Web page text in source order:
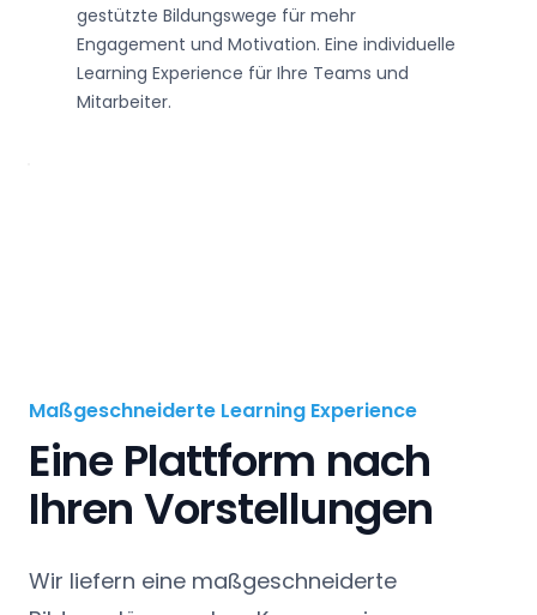
gestützte Bildungswege für mehr
Engagement und Motivation. Eine individuelle
Learning Experience für Ihre Teams und
Mitarbeiter.
Maßgeschneiderte Learning Experience
Eine Plattform nach
Ihren Vorstellungen
Wir liefern eine maßgeschneiderte